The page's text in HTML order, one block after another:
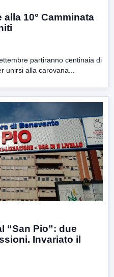
10° Camminata
partiranno centinaia di
unirsi alla carovana...
“San Pio”: due
Invariato il